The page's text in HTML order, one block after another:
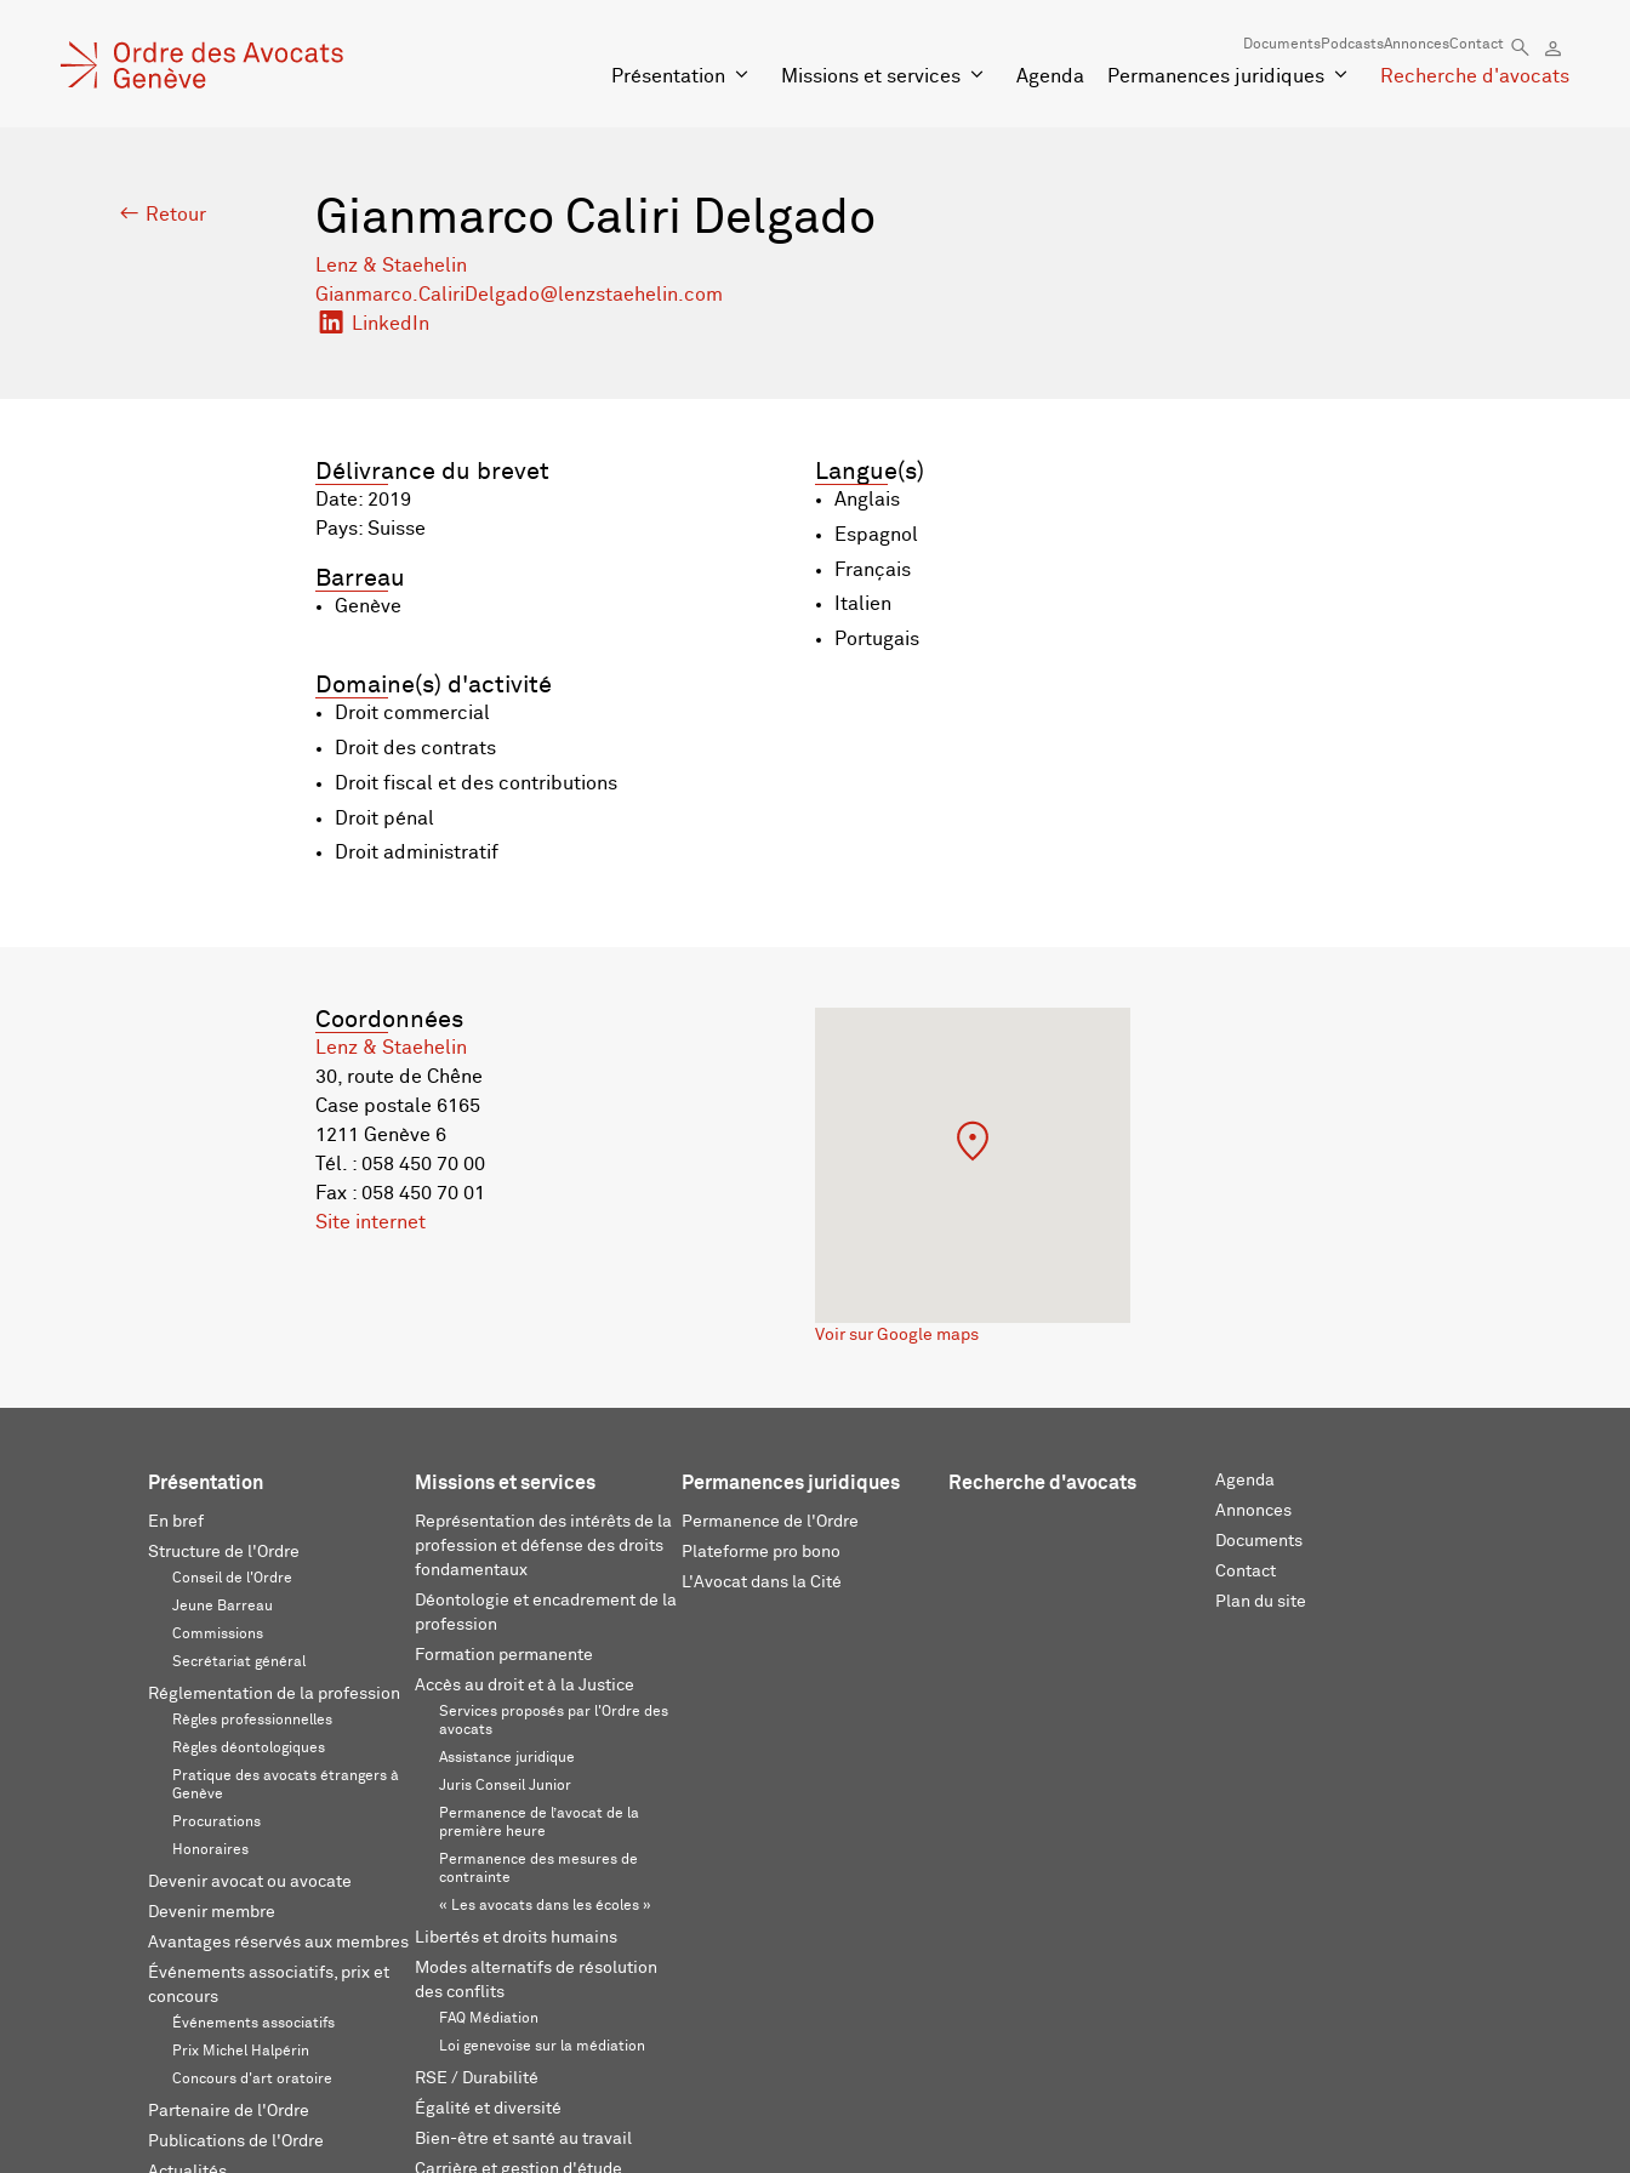
DocumentsPodcastsAnnoncesContact
Présentation Missions et services Agenda Permanences juridiques Recherche d'avocats
Retour Gianmarco Caliri Delgado
Lenz & Staehelin
Gianmarco.CaliriDelgado@lenzstaehelin.com
LinkedIn
Délivrance du brevet
Date: 2019
Pays: Suisse
Barreau
Genève
Langue(s)
Anglais
Espagnol
Français
Italien
Portugais
Domaine(s) d'activité
Droit commercial
Droit des contrats
Droit fiscal et des contributions
Droit pénal
Droit administratif
Coordonnées
Lenz & Staehelin
30, route de Chêne
Case postale 6165
1211 Genève 6
Tél. : 058 450 70 00
Fax : 058 450 70 01
Site internet
Voir sur Google maps
Présentation
En bref
Structure de l'Ordre
Conseil de l'Ordre
Jeune Barreau
Commissions
Secrétariat général
Réglementation de la profession
Règles professionnelles
Règles déontologiques
Pratique des avocats étrangers à
Genève
Procurations
Honoraires
Devenir avocat ou avocate
Devenir membre
Avantages réservés aux membres
Événements associatifs, prix et
concours
Événements associatifs
Prix Michel Halpérin
Concours d'art oratoire
Partenaire de l'Ordre
Publications de l'Ordre
Missions et services
Représentation des intérêts de la
profession et défense des droits
fondamentaux
Déontologie et encadrement de la
profession
Formation permanente
Accès au droit et à la Justice
Services proposés par l'Ordre des
avocats
Assistance juridique
Juris Conseil Junior
Permanence de l’avocat de la
première heure
Permanence des mesures de
contrainte
« Les avocats dans les écoles »
Libertés et droits humains
Modes alternatifs de résolution
des conflits
FAQ Médiation
Loi genevoise sur la médiation
RSE / Durabilité
Égalité et diversité
Bien-être et santé au travail
Permanences juridiques
Permanence de l'Ordre
Plateforme pro bono
L'Avocat dans la Cité
Recherche d'avocats
Agenda
Annonces
Documents
Contact
Plan du site